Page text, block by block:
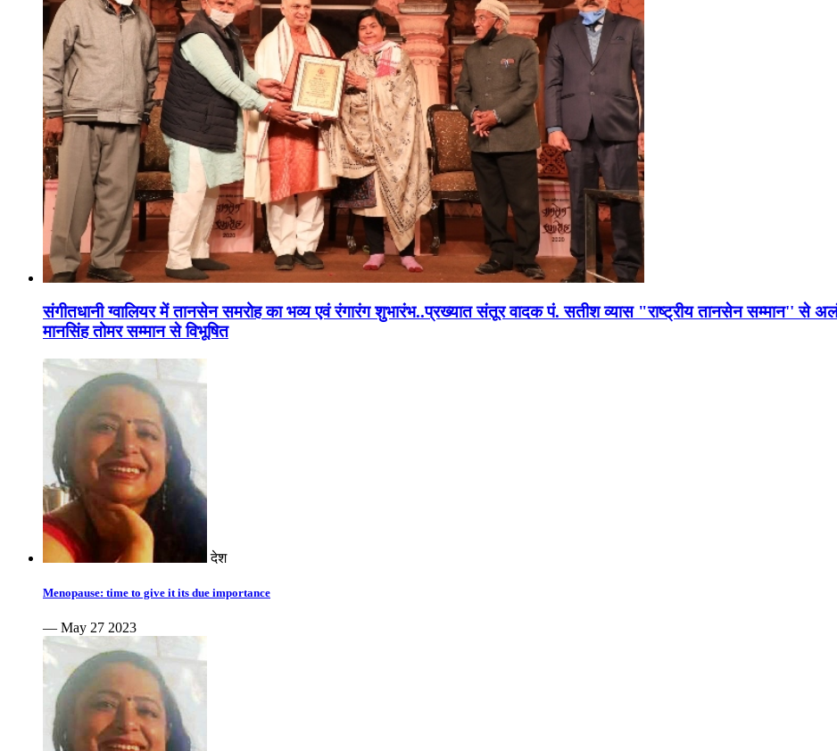
संगीतधानी ग्वालियर में तानसेन समरोह का भव्य एवं रंगारंग शुभारंभ..प्रख्यात संतूर वादक पं. सतीश व्यास "राष्ट्रीय तानसेन सम्मान'' से
मानसिंह तोमर सम्मान से विभूषित
देश
Menopause: time to give it its due importance
— May 27 2023